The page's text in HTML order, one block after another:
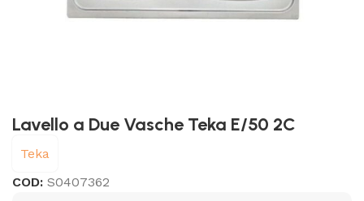
Lavello a Due Vasche Teka E/50 2C
Teka
COD:S0407362